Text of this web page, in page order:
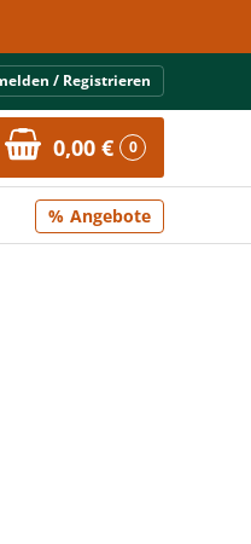
/ Registrieren
0,00 € 0
Angebote